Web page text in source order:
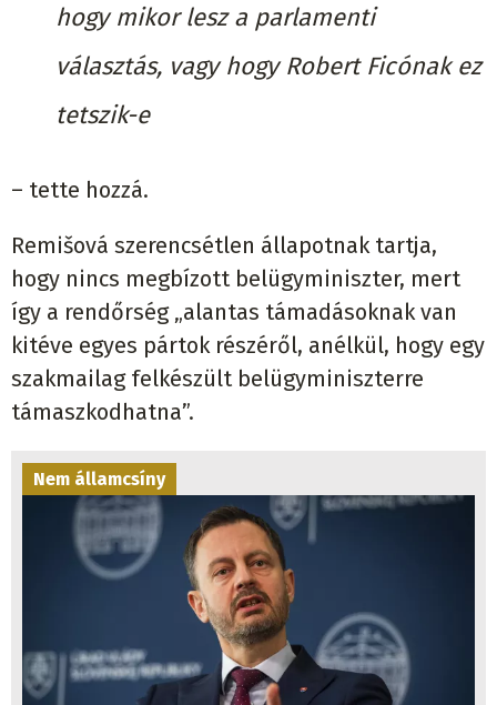
hogy mikor lesz a parlamenti
választás, vagy hogy Robert Ficónak ez
tetszik-e
– tette hozzá.
Remišová szerencsétlen állapotnak tartja,
hogy nincs megbízott belügyminiszter, mert
így a rendőrség „alantas támadásoknak van
kitéve egyes pártok részéről, anélkül, hogy egy
szakmailag felkészült belügyminiszterre
támaszkodhatna”.
Nem államcsíny